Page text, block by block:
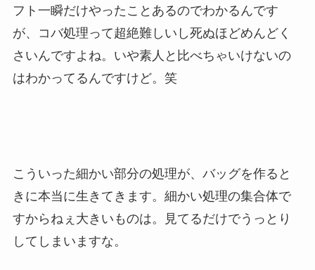
フト一瞬だけやったことあるのでわかるんです
が、コバ処理って超絶難しいし死ぬほどめんどく
さいんですよね。いや素人と比べちゃいけないの
はわかってるんですけど。笑
こういった細かい部分の処理が、バッグを作ると
きに本当に生きてきます。細かい処理の集合体で
すからねぇ大きいものは。見てるだけでうっとり
してしまいますな。